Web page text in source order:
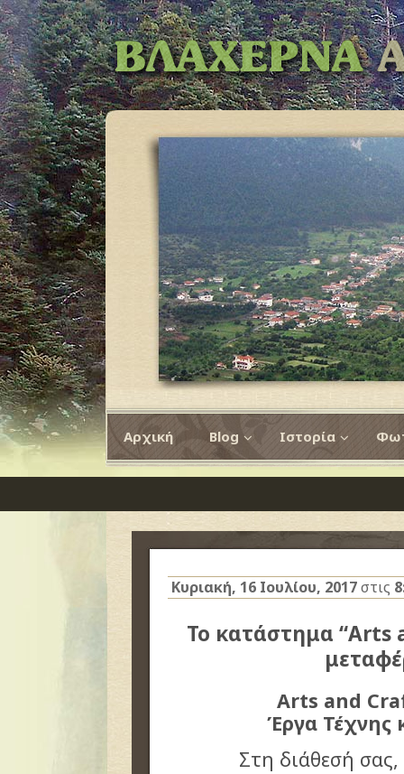
Αρχική Blog Ιστορία
Κυριακή, 16 Ιουλίου, 2017στις
Το κατάστημα “Αrts
Arts and
Έργα Τέχνης
Στη διάθεσή